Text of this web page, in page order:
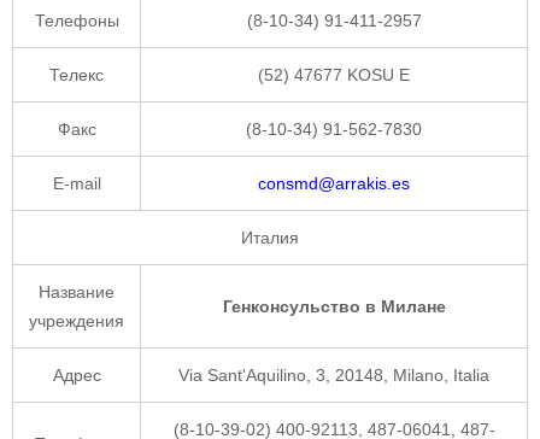
Телефоны (8-10-34) 91-411-2957
Телекс (52) 47677 KOSU E
Факс (8-10-34) 91-562-7830
E-mail consmd@arrakis.es
Италия
Название
учреждения
Генконсульство в Милане
Адрес Via Sant'Aquilino, 3, 20148, Milano, Italia
(8-10-39-02) 400-92113, 487-06041, 487-